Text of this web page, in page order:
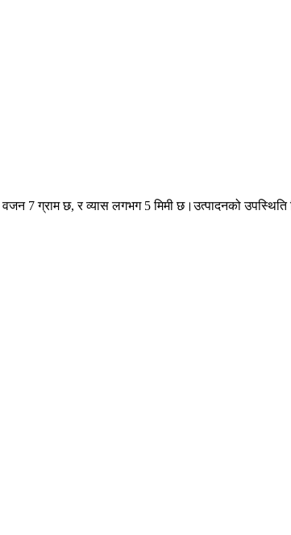
7 ग्राम छ, र व्यास लगभग 5 मिमी छ।उत्पादनको